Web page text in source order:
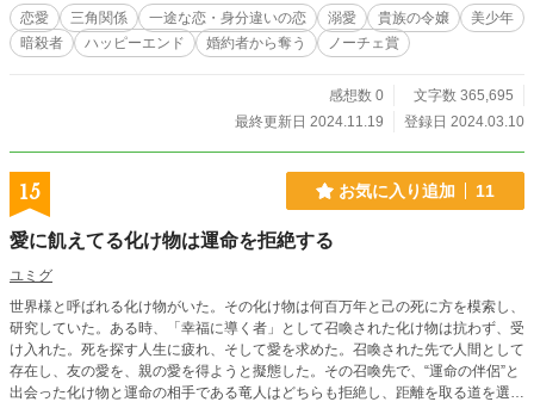
の人を殺し 罪で汚れた手で無垢な少女を抱きしめる資格はあ
るのか。己のうちに潜む暗殺者としての本性を知り サラの思
いが離れてしまうのではとハルは恐れていた。 そんな元暗殺
恋愛 三角関係 一途な恋・身分違いの恋 溺愛 貴族の令嬢
美少年
暗殺者
ハッピーエンド 婚約者から奪う ノーチェ賞
感想数 0
文字数 365,695
最終更新日 2024.11.19
登録日 2024.03.10
15 お気に入り追加 11
愛に飢えてる化け物は運命を拒絶する
ユミグ
世界様と呼ばれる化け物がいた。その化け物は何百万年と己の死に方を模索し、
研究していた。ある時、「幸福に導く者」として召喚された化け物は抗わず、受
け入れた。死を探す人生に疲れ、そして愛を求めた。召喚された先で人間として
存在し、友の愛を、親の愛を得ようと擬態した。その召喚先で、“運命の伴侶”と
出会った化け物と運命の相手である竜人はどちらも拒絶し、距離を取る道を選ん